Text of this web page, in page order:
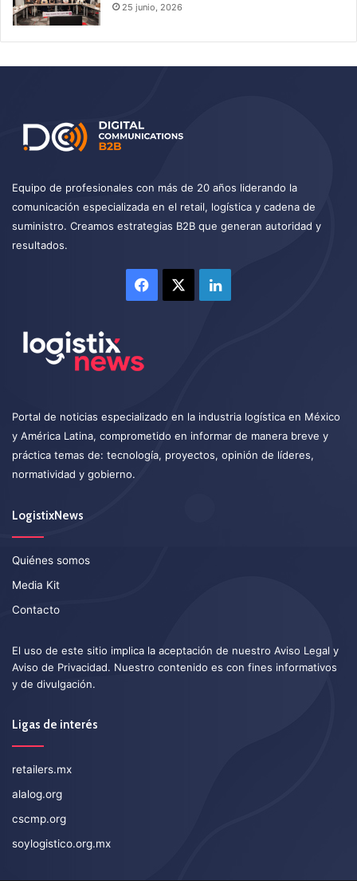
25 junio, 2026
Equipo de profesionales con más de 20 años liderando la
comunicación especializada en el retail, logística y cadena de
suministro. Creamos estrategias B2B que generan autoridad y
resultados.
Facebook LinkedIn
Portal de noticias especializado en la industria logística en México
y América Latina, comprometido en informar de manera breve y
práctica temas de: tecnología, proyectos, opinión de líderes,
normatividad y gobierno.
LogistixNews
Quiénes somos
Media Kit
Contacto
El uso de este sitio implica la aceptación de nuestro Aviso Legal y
Aviso de Privacidad. Nuestro contenido es con fines informativos
y de divulgación.
Ligas de interés
retailers.mx
alalog.org
cscmp.org
soylogistico.org.mx